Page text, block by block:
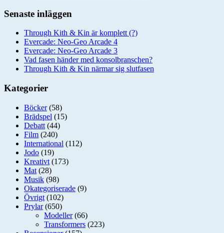
Senaste inläggen
Through Kith & Kin är komplett (?)
Evercade: Neo-Geo Arcade 4
Evercade: Neo-Geo Arcade 3
Vad fasen händer med konsolbranschen?
Through Kith & Kin närmar sig slutfasen
Kategorier
Böcker(58)
Brädspel (15)
Debatt (44)
Film (240)
International (112)
Jodo (19)
Kreativt (173)
Mat (28)
Musik (98)
Okategoriserade (9)
Övrigt (102)
Prylar(650)
Modeller(66)
Transformers (223)